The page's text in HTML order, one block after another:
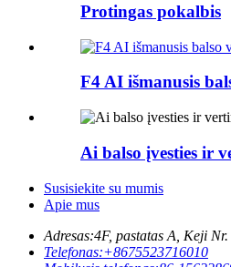
Protingas pokalbis
F4 AI išmanusis
Ai balso įvesties ir
Susisiekite su mumis
Apie mus
Adresas:4F, pastatas A, Keji
Telefonas:+8675523716010